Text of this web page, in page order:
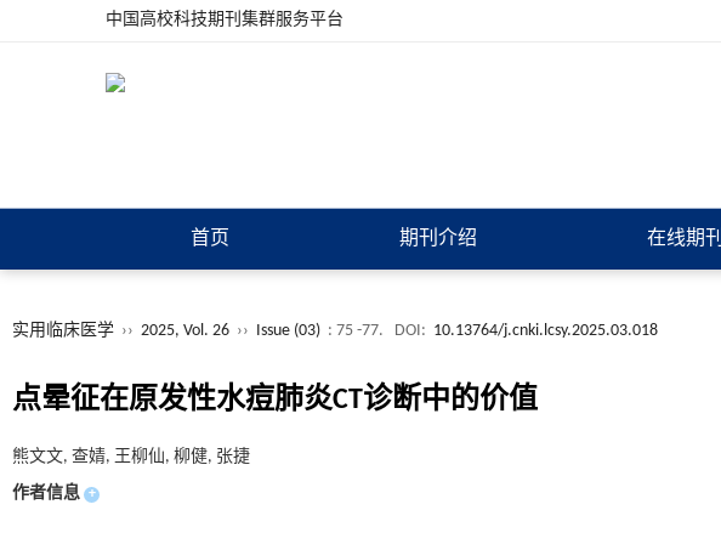
中国高校科技期刊集群服务平台
首页 期刊介绍 在线期刊
实用临床医学 ›› 2025, Vol. 26 ›› Issue (03) : 75 -77. DOI: 10.13764/j.cnki.lcsy.2025.03.018
点晕征在原发性水痘肺炎CT诊断中的价值
熊文文, 查婧, 王柳仙, 柳健, 张捷
作者信息 +